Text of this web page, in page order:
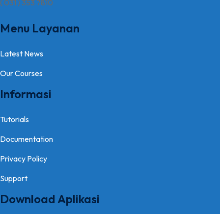
( 031 ) 353 7810
Menu Layanan
Latest News
Our Courses
Informasi
Tutorials
Documentation
Privacy Policy
Support
Download Aplikasi